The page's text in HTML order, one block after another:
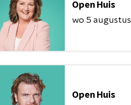
Open Huis
wo 5 augustus
Open Huis